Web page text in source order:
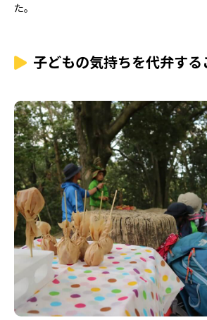
た。
子どもの気持ちを代弁する